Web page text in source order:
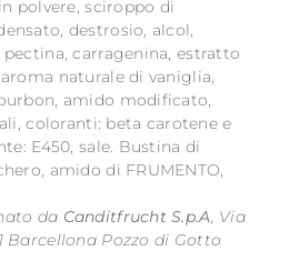
polvere, sciroppo di
destrosio, alcol,
carragenina, estratto
naturale di vaniglia,
amido modificato,
coloranti: beta carotene e
E450, sale. Bustina di
amido di FRUMENTO,
da Canditfrucht S.p.A, Via
Barcellona Pozzo di Gotto